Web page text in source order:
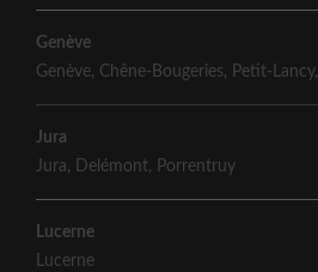
Genève
Genève, Chêne-Bougeries, Petit-Lancy,
Jura
Jura, Delémont, Porrentruy
Lucerne
Lucerne